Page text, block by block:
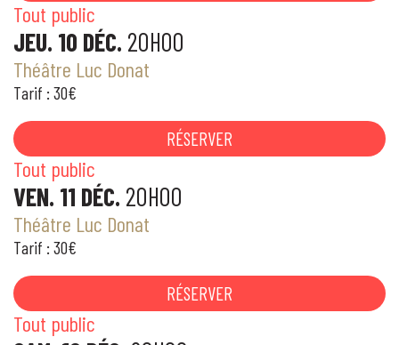
Tout public
JEU. 10 DÉC. 20H00
Théâtre Luc Donat
Tarif : 30€
RÉSERVER
Tout public
VEN. 11 DÉC. 20H00
Théâtre Luc Donat
Tarif : 30€
RÉSERVER
Tout public